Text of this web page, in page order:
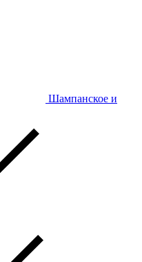
Шампанское и